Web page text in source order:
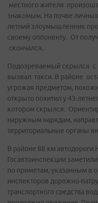
местного жителя
знакомым. На почве
летний злоумышленник
своему оппоненту. От
скончался.
Подозреваемый скрылся с
вызвал такси. В районе
угрожая предметом,
открыто похитил у 43-
котором скрылся.
наружным нарядам,
территориальные органы
В районе 88 км автодороги
Госавтоинспекции
по приметам, указанным в
инспекторов дорожно-
транспортного средства